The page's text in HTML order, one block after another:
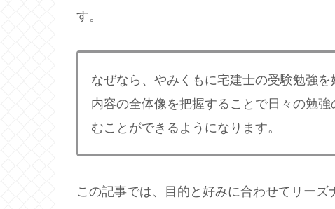
す。
なぜなら、やみくもに宅建士の受験勉強
内容の全体像を把握することで日々の勉
むことができるようになります。
この記事では、目的と好みに合わせてリー